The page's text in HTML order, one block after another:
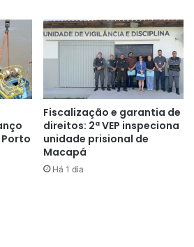
Fiscalização e garantia de
direitos: 2ª VEP inspeciona
unidade prisional de
Macapá
Há 1 dia